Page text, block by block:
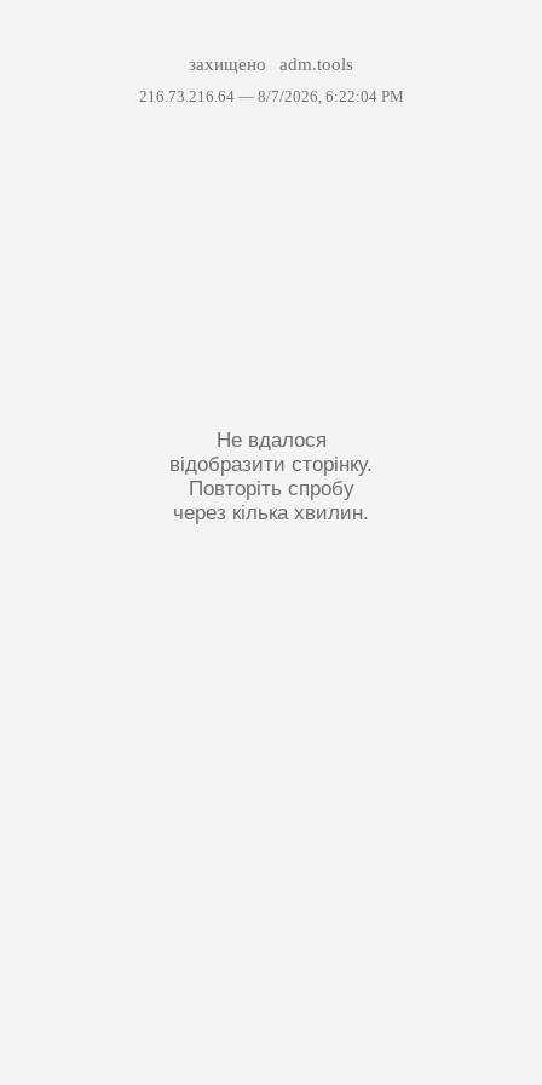
захищено adm.tools
216.73.216.64 — 8/7/2026, 6:22:04 PM
Не вдалося
відобразити сторінку.
Повторіть спробу
через кілька хвилин.